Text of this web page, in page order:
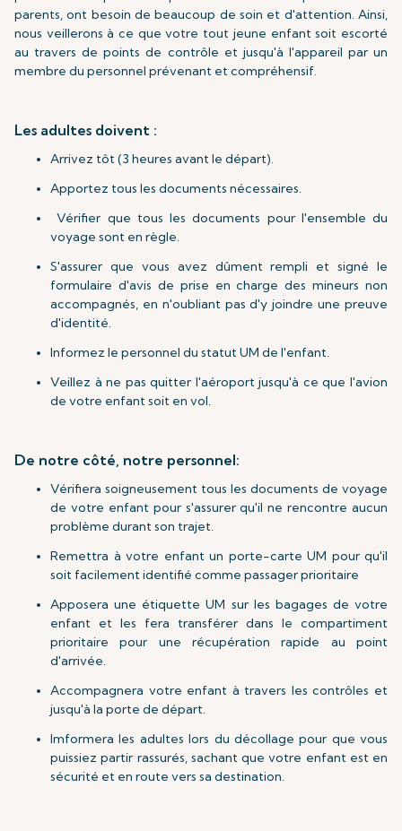
parents, ont besoin de beaucoup de soin et d'attention. Ainsi,
nous veillerons à ce que votre tout jeune enfant soit escorté
au travers de points de contrôle et jusqu'à l'appareil par un
membre du personnel prévenant et compréhensif.
Les adultes doivent :
Arrivez tôt (3 heures avant le départ).
Apportez tous les documents nécessaires.
Vérifier que tous les documents pour l'ensemble du
voyage sont en règle.
S'assurer que vous avez dûment rempli et signé le
formulaire d'avis de prise en charge des mineurs non
accompagnés, en n'oubliant pas d'y joindre une preuve
d'identité.
Informez le personnel du statut UM de l'enfant.
Veillez à ne pas quitter l'aéroport jusqu'à ce que l'avion
de votre enfant soit en vol.
De notre côté, notre personnel:
Vérifiera soigneusement tous les documents de voyage
de votre enfant pour s'assurer qu'il ne rencontre aucun
problème durant son trajet.
Remettra à votre enfant un porte-carte UM pour qu'il
soit facilement identifié comme passager prioritaire
Apposera une étiquette UM sur les bagages de votre
enfant et les fera transférer dans le compartiment
prioritaire pour une récupération rapide au point
d'arrivée.
Accompagnera votre enfant à travers les contrôles et
jusqu'à la porte de départ.
Imformera les adultes lors du décollage pour que vous
puissiez partir rassurés, sachant que votre enfant est en
sécurité et en route vers sa destination.